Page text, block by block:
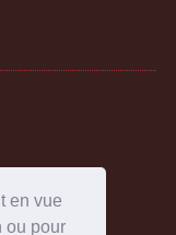
en vue
ou pour